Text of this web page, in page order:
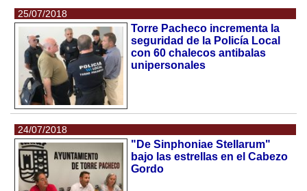
25/07/2018
Torre Pacheco incrementa la
seguridad de la Policía Local
con 60 chalecos antibalas
unipersonales
24/07/2018
"De Sinphoniae Stellarum"
bajo las estrellas en el Cabezo
Gordo